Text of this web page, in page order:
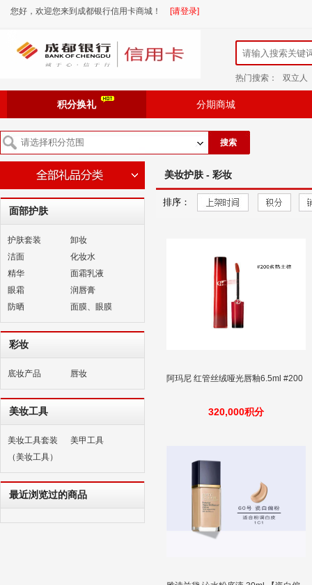
您好，欢迎您来到成都银行信用卡商城！ [请登录]
热门搜索： 双立人
积分换礼 分期商城
搜索
面部护肤
护肤套装
卸妆
洁面
化妆水
精华
面霜乳液
眼霜
润唇膏
防晒
面膜、眼膜
彩妆
底妆产品 唇妆
美妆工具
美妆工具套装
（美妆工具）
美甲工具
最近浏览过的商品
美妆护肤 - 彩妆
排序：
阿玛尼 红管丝绒哑光唇釉6.5ml #200
320,000积分